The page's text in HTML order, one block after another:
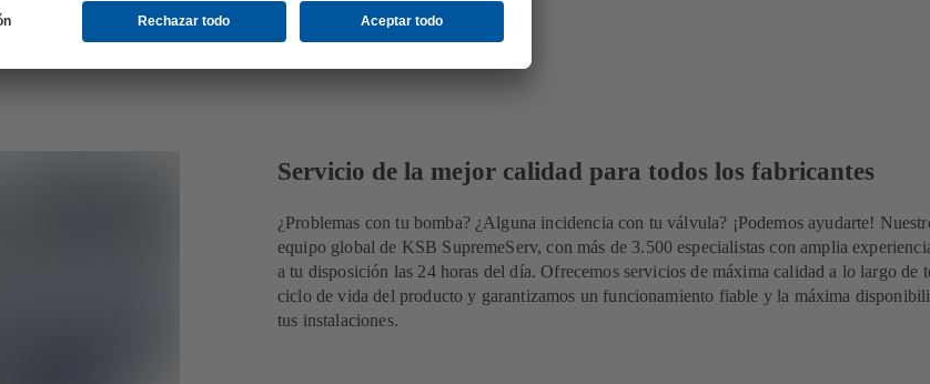
Servicio de la mejor calidad para todos los fabricantes
¿Problemas con tu bomba? ¿Alguna incidencia con tu válvula? ¡Podemos ayudarte!
equipo global de KSB SupremeServ, con más de 3.500 especialistas con amplia
a tu disposición las 24 horas del día. Ofrecemos servicios de máxima calidad a lo largo de
ciclo de vida del producto y garantizamos un funcionamiento fiable y la máxima
tus instalaciones.